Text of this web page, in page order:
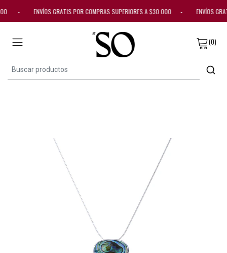
- ENVÍOS GRATIS POR COMPRAS SUPERIORES A $30.000 - ENVÍOS
(0)